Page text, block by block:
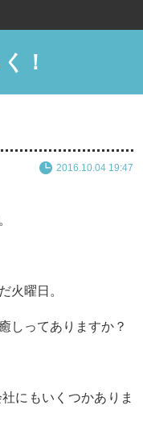
！
2016.10.04 19:47
火曜日。
しってありますか？
にもいくつかありま